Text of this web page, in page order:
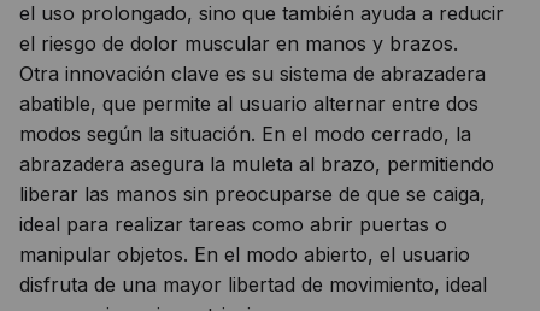
el uso prolongado, sino que también ayuda a reducir
el riesgo de dolor muscular en manos y brazos.
Otra innovación clave es su sistema de abrazadera
abatible, que permite al usuario alternar entre dos
modos según la situación. En el modo cerrado, la
abrazadera asegura la muleta al brazo, permitiendo
liberar las manos sin preocuparse de que se caiga,
ideal para realizar tareas como abrir puertas o
manipular objetos. En el modo abierto, el usuario
disfruta de una mayor libertad de movimiento, ideal